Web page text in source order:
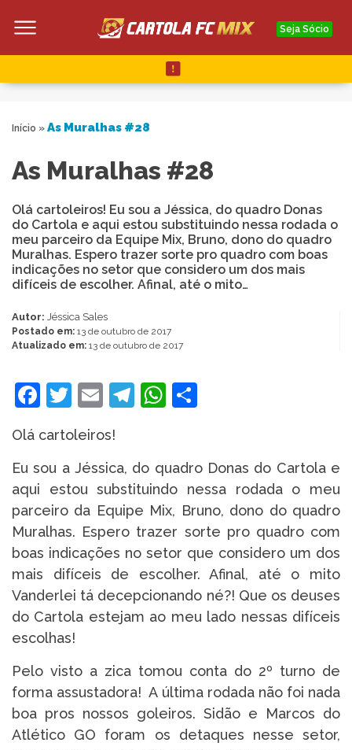
Seja Sócio
Início » As Muralhas #28
As Muralhas #28
Olá cartoleiros! Eu sou a Jéssica, do quadro Donas
do Cartola e aqui estou substituindo nessa rodada o
meu parceiro da Equipe Mix, Bruno, dono do quadro
Muralhas. Espero trazer sorte pro quadro com boas
indicações no setor que considero um dos mais
difíceis de escolher. Afinal, até o mito…
Autor: Jéssica Sales
Postado em: 13 de outubro de 2017
Atualizado em: 13 de outubro de 2017
Facebook
Twitter
EmailTelegram
WhatsApp
Olá cartoleiros!
Eu sou a Jéssica, do quadro Donas do Cartola e
aqui estou substituindo nessa rodada o meu
parceiro da Equipe Mix, Bruno, dono do quadro
Muralhas. Espero trazer sorte pro quadro com
boas indicações no setor que considero um dos
mais difíceis de escolher. Afinal, até o mito
Vanderlei tá decepcionando né?! Que os deuses
do Cartola estejam ao meu lado nessas difíceis
escolhas!
Pelo visto a zica tomou conta do 2º turno de
forma assustadora! A última rodada não foi nada
boa pros nossos goleiros. Sidão e Marcos do
Atlético GO foram os detaques nesse setor,